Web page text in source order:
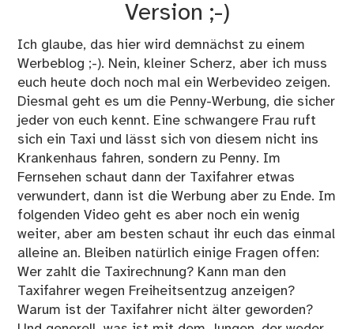
Version ;-)
Ich glaube, das hier wird demnächst zu einem
Werbeblog ;-). Nein, kleiner Scherz, aber ich muss
euch heute doch noch mal ein Werbevideo zeigen.
Diesmal geht es um die Penny-Werbung, die sicher
jeder von euch kennt. Eine schwangere Frau ruft
sich ein Taxi und lässt sich von diesem nicht ins
Krankenhaus fahren, sondern zu Penny. Im
Fernsehen schaut dann der Taxifahrer etwas
verwundert, dann ist die Werbung aber zu Ende. Im
folgenden Video geht es aber noch ein wenig
weiter, aber am besten schaut ihr euch das einmal
alleine an. Bleiben natürlich einige Fragen offen:
Wer zahlt die Taxirechnung? Kann man den
Taxifahrer wegen Freiheitsentzug anzeigen?
Warum ist der Taxifahrer nicht älter geworden?